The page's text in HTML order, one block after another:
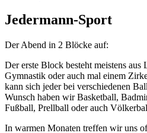
Jedermann-Sport
Der Abend in 2 Blöcke auf:
Der erste Block besteht meistens aus
Gymnastik oder auch mal einem
kann sich jeder bei verschiedenen
Wunsch haben wir Basketball,
Fußball, Prellball oder auch
In warmen Monaten treffen wir uns